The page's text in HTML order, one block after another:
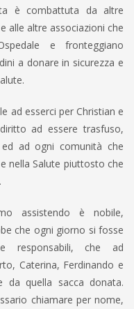
è combattuta da altre
alle altre associazioni che
e fronteggiano
a donare in sicurezza e
ad esserci per Christian e
ad essere trasfuso,
ad ogni comunità che
nella Salute piuttosto che
assistendo è nobile,
che ogni giorno si fosse
responsabili, che ad
Caterina, Ferdinando e
quella sacca donata.
chiamare per nome,